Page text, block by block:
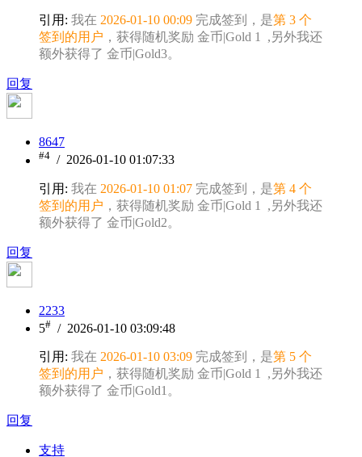
引用: 我在 2026-01-10 00:09 完成签到，是第 3 个
签到的用户 ，获得随机奖励 金币|Gold 1 ,另外我还
额外获得了 金币|Gold3。
回复
8647
#4 / 2026-01-10 01:07:33
引用: 我在 2026-01-10 01:07 完成签到，是第 4 个
签到的用户 ，获得随机奖励 金币|Gold 1 ,另外我还
额外获得了 金币|Gold2。
回复
2233
5# / 2026-01-10 03:09:48
引用: 我在 2026-01-10 03:09 完成签到，是第 5 个
签到的用户 ，获得随机奖励 金币|Gold 1 ,另外我还
额外获得了 金币|Gold1。
回复
支持